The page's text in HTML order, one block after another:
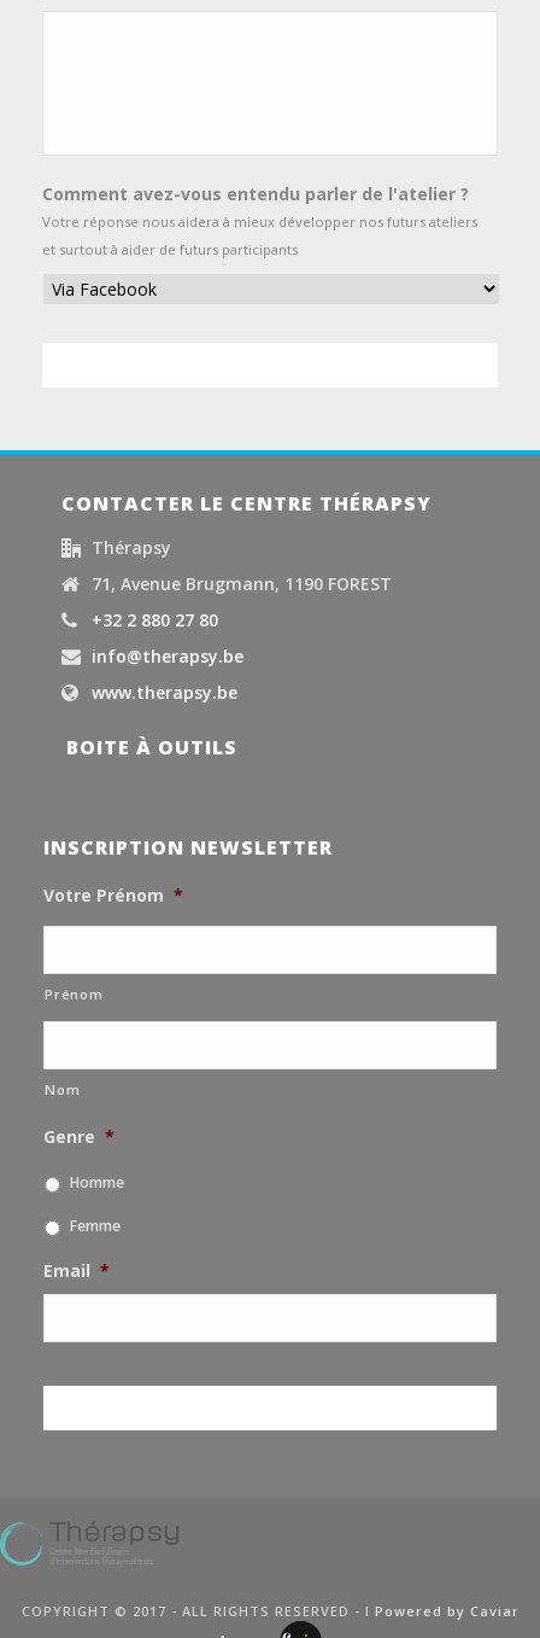
Comment avez-vous entendu parler de l'atelier ?
Votre réponse nous aidera à mieux développer nos futurs ateliers
et surtout à aider de futurs participants
CONTACTER LE CENTRE THÉRAPSY
Thérapsy
71, Avenue Brugmann, 1190 FOREST
+32 2 880 27 80
info@therapsy.be
www.therapsy.be
BOITE À OUTILS
INSCRIPTION NEWSLETTER
Votre Prénom *
Prénom
Nom
Genre *
Homme
Femme
Email *
COPYRIGHT © 2017 - ALL RIGHTS RESERVED - I Powered by Caviar